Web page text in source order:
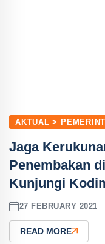
AKTUAL >
Jaga
Penembakan
Kunjungi
27 FEBRUARY 2021
READ MORE